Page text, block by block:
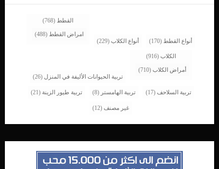
أنواع القطط (170) أنواع الكلاب (229)
القطط (768)
امراض القطط (488)
الكلاب (916)
أمراض الكلاب (710)
تربية الحيوانات الأليفة في المنزل (26)
تربية السلاحف (17) تربية الهامستر (8) تربية طيور الزينة (21)
غير مصنف (12)